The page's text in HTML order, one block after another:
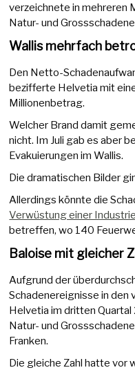
verzeichnete in mehreren
Natur- und
Wallis mehrfach
Den Netto-
bezifferte Helvetia mit
Millionenbetrag.
Welcher Brand damit
nicht. Im Juli gab es aber
Evakuierungen im Wallis.
Die dramatischen Bilder
Allerdings könnte die
Verwüstung einer
betreffen, wo 140
Baloise mit gleicher
Aufgrund der
Schadenereignisse in
Helvetia im dritten
Natur- und
Franken.
Die gleiche Zahl hatte vor